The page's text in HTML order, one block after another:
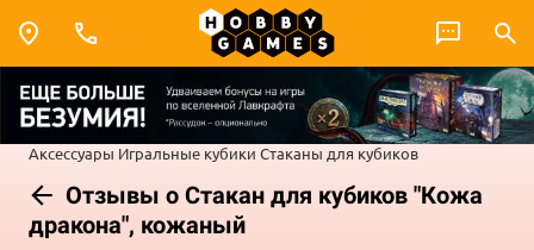
Аксессуары Игральные кубики Стаканы для кубиков
Отзывы о Стакан для кубиков "Кожа
дракона", кожаный